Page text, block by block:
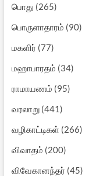
பொது (265)
பொருளாதாரம் (90)
மகளிர் (77)
மஹாபாரதம் (34)
ராமாயணம் (95)
வரலாறு(441)
வழிகாட்டிகள்(266)
விவாதம் (200)
விவேகானந்தர் (45)